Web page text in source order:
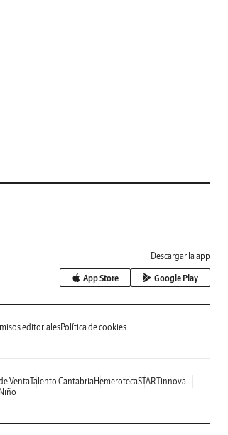
Descargar la app
App Store Google Play
editorialesPolítica de cookies
VentaTalento Cantabria HemerotecaSTARTinnova